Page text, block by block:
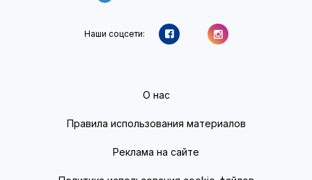
Наши соцсети:
О нас
Правила использования материалов
Реклама на сайте